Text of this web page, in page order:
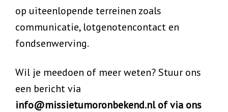
op uiteenlopende terreinen zoals
communicatie, lotgenotencontact en
fondsenwerving.
Wil je meedoen of meer weten? Stuur ons
een bericht via
info@missietumoronbekend.nl of via ons